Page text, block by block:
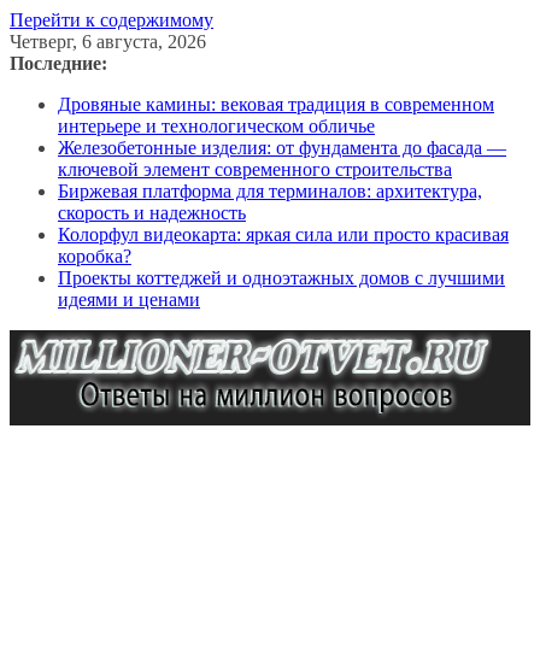
Перейти к содержимому
Четверг, 6 августа, 2026
Последние:
Дровяные камины: вековая традиция в современном
интерьере и технологическом обличье
Железобетонные изделия: от фундамента до фасада —
ключевой элемент современного строительства
Биржевая платформа для терминалов: архитектура,
скорость и надежность
Колорфул видеокарта: яркая сила или просто красивая
коробка?
Проекты коттеджей и одноэтажных домов с лучшими
идеями и ценами